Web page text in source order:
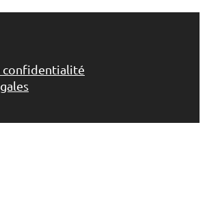
confidentialité